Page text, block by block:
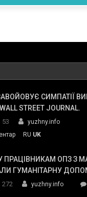
СИМПАТІЇ
STREET JOURNAL.
53
yuzhny.info
on
завойовує
симпатії
Трампа
RU UK
ПРАЦІВНИКАМ ОПЗ З
ГУМАНІТАРНУ
272 yuzhny.info